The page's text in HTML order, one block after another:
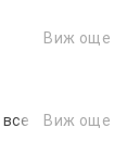
Виж още
така. 👍👍
Виж още